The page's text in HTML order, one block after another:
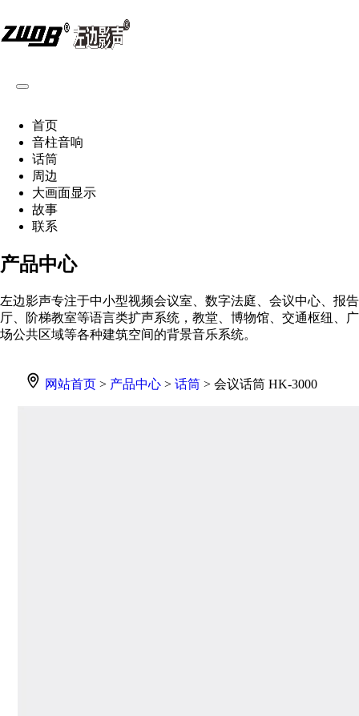
首页
音柱音响
话筒
周边
大画面显示
故事
联系
产品中心
左边影声专注于中小型视频会议室、数字法庭、会议中心、报告
厅、阶梯教室等语言类扩声系统，教堂、博物馆、交通枢纽、广
场公共区域等各种建筑空间的背景音乐系统。
网站首页> 产品中心>话筒 > 会议话筒 HK-3000